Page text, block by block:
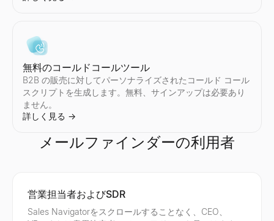
無料のコールドコールツール
B2B の販売に対してパーソナライズされたコールド コール
スクリプトを生成します。無料、サインアップは必要あり
ません。
詳しく見る →
企業プロフィールを即座に検索。会社名から業界、従業員数、
詳しく見る
現在採用中の企業をチェック — スタートアップ、リモートチ
詳しく見る
公開ユーザー ID から Discord のアバター、バナー、ユーザー
詳しく見る
メールファインダーの利用者
営業担当者およびSDR
Sales Navigatorをスクロールすることなく、CEO、